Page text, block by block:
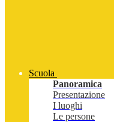
Scuola
Panoramica
Presentazione
I luoghi
Le persone